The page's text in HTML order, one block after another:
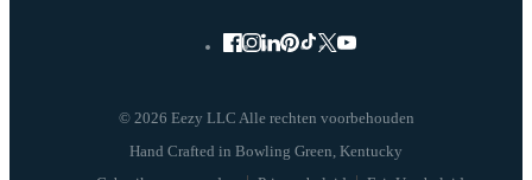
© 2026 Eezy LLC Alle rechten voorbehouden